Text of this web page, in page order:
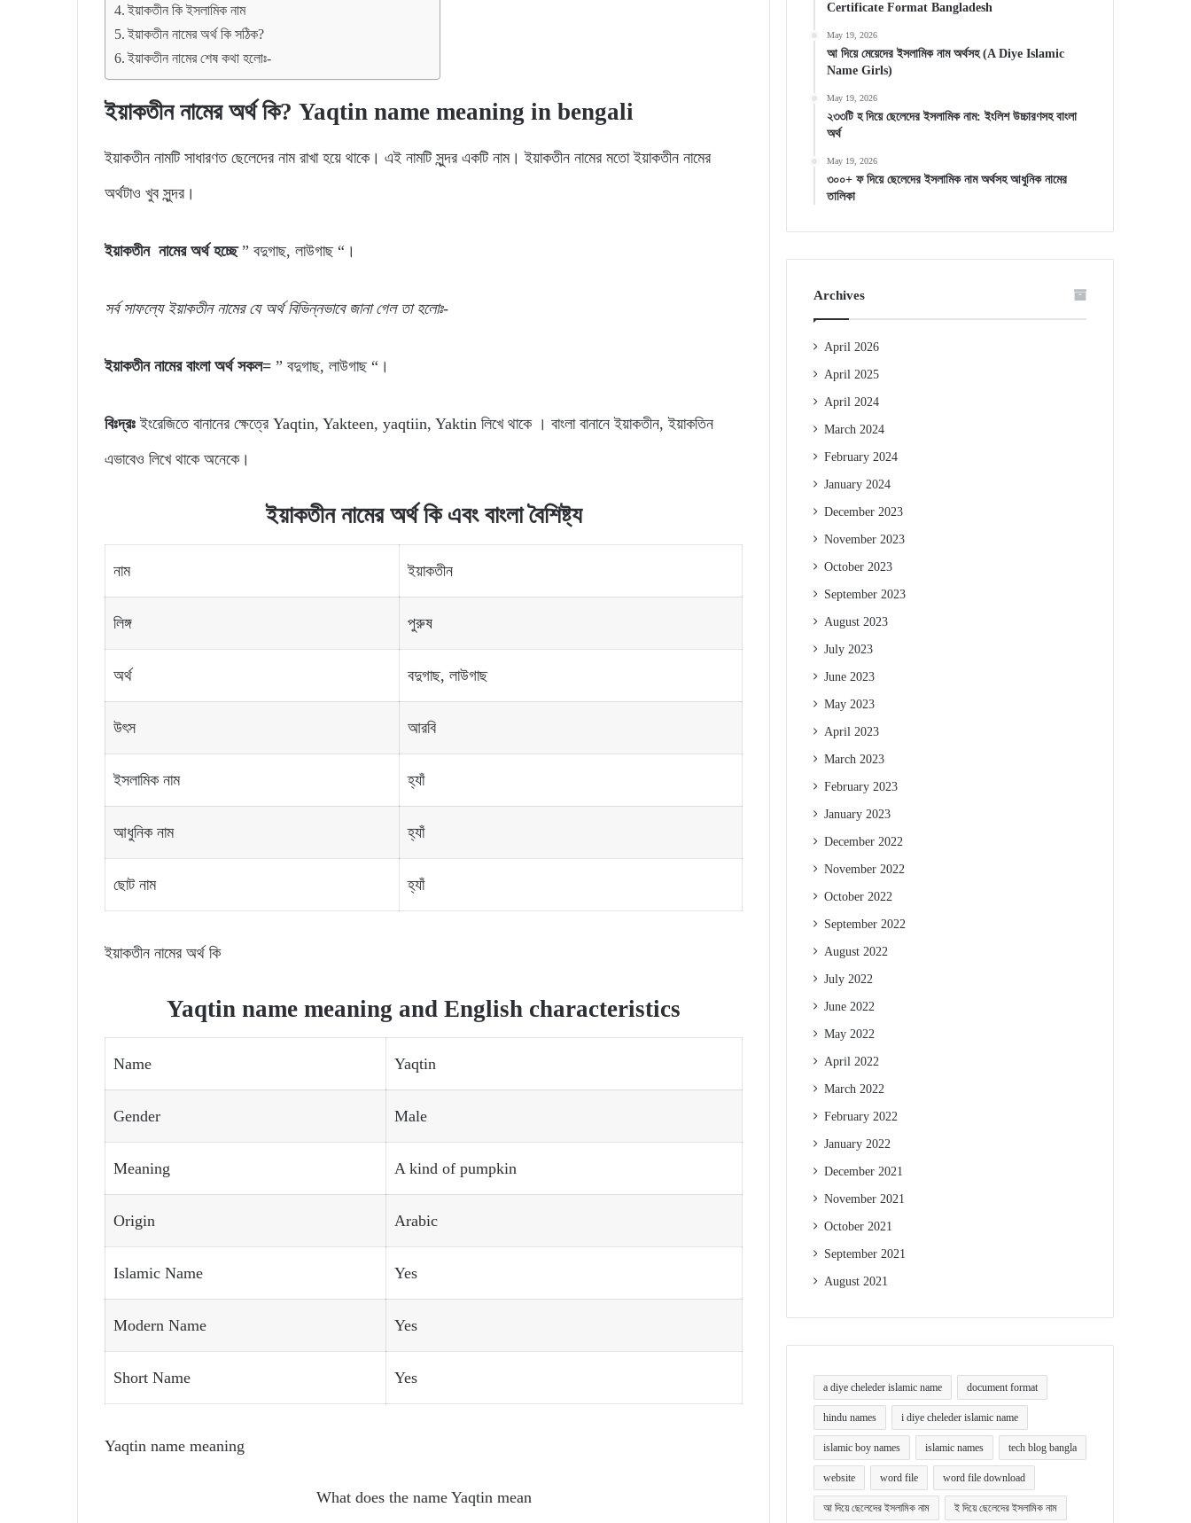
ইয়াকতীন কি ইসলামিক নাম
ইয়াকতীন নামের অর্থ কি সঠিক?
ইয়াকতীন নামের শেষ কথা হলোঃ-
ইয়াকতীন নামের অর্থ কি? Yaqtin name meaning in bengali
ইয়াকতীন নামটি সাধারণত ছেলেদের নাম রাখা হয়ে থাকে। এই নামটি সুন্দর একটি নাম। ইয়াকতীন নামের মতো ইয়াকতীন নামের
অর্থটাও খুব সুন্দর।
ইয়াকতীন নামের অর্থ হচ্ছে” বদুগাছ, লাউগাছ “।
সর্ব সাফল্যে ইয়াকতীননামের যে অর্থবিভিন্নভাবে জানা গেলতা হলোঃ-
ইয়াকতীন নামের বাংলা অর্থ সকল= ” বদুগাছ, লাউগাছ “।
বিঃদ্রঃ ইংরেজিতে বানানের ক্ষেত্রে Yaqtin, Yakteen, yaqtiin, Yaktin লিখে থাকে । বাংলা বানানে ইয়াকতীন, ইয়াকতিন
এভাবেও লিখে থাকে অনেকে।
ইয়াকতীন নামের অর্থ কি এবং বাংলা বৈশিষ্ট্য
নাম ইয়াকতীন
লিঙ্গ পুরুষ
অর্থ বদুগাছ, লাউগাছ
উৎস আরবি
ইসলামিক নাম হ্যাঁ
আধুনিক নাম হ্যাঁ
ছোট নাম হ্যাঁ
ইয়াকতীন নামের অর্থ কি
Yaqtin name meaning and English characteristics
Name Yaqtin
Gender Male
Meaning A kind of pumpkin
Origin Arabic
Islamic Name Yes
Modern Name Yes
Short Name Yes
Yaqtin name meaning
What does the name Yaqtin mean
Certificate Format Bangladesh
May 19, 2026
আ দিয়ে মেয়েদের ইসলামিক নাম অর্থসহ (A Diye Islamic
Name Girls)
May 19, 2026
২৩৩টি হ দিয়ে ছেলেদের ইসলামিক নাম: ইংলিশ উচ্চারণসহ বাংলা
অর্থ
May 19, 2026
৩০০+ ফ দিয়ে ছেলেদের ইসলামিক নাম অর্থসহ আধুনিক নামের
তালিকা
Archives
April 2026
April 2025
April 2024
March 2024
February 2024
January 2024
December 2023
November 2023
October 2023
September 2023
August 2023
July 2023
June 2023
May 2023
April 2023
March 2023
February 2023
January 2023
December 2022
November 2022
October 2022
September 2022
August 2022
July 2022
June 2022
May 2022
April 2022
March 2022
February 2022
January 2022
December 2021
November 2021
October 2021
September 2021
August 2021
a diye cheleder islamic name document format
hindu names i diye cheleder islamic name
islamic boy names islamic names tech blog bangla
website word file word file download
আ দিয়ে ছেলেদের ইসলামিক নাম ই দিয়ে ছেলেদের ইসলামিক নাম